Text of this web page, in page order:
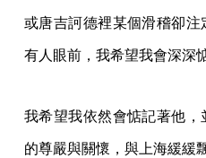
或唐吉訶德裡某個滑稽卻
有人眼前，我希望我會深深
我希望我依然會惦記著他，
的尊嚴與關懷，與上海緩緩